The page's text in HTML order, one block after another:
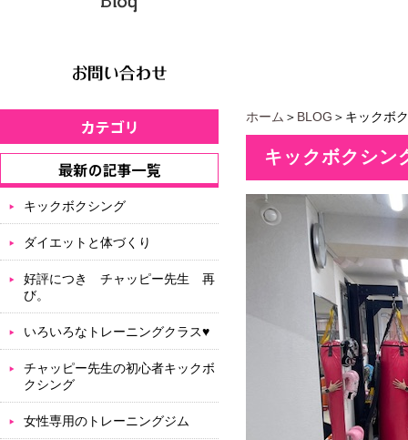
ホーム ＞ BLOG ＞キックボ
キックボクシン
キックボクシング
ダイエットと体づくり
好評につき チャッピー先生 再
び。
いろいろなトレーニングクラス♥
チャッピー先生の初心者キックボ
クシング
女性専用のトレーニングジム